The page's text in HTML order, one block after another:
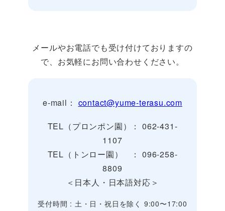
メールやお電話でも受け付けておりますの
で、お気軽にお問い合わせください。
e-mail： contact@yume-terasu.com
TEL（プロンポン園）： 062-431-
1107
TEL（トンロー園） ： 096-258-
8809
＜日本人・日本語対応＞
受付時間 : 土・日・祝日を除く 9:00〜17:00